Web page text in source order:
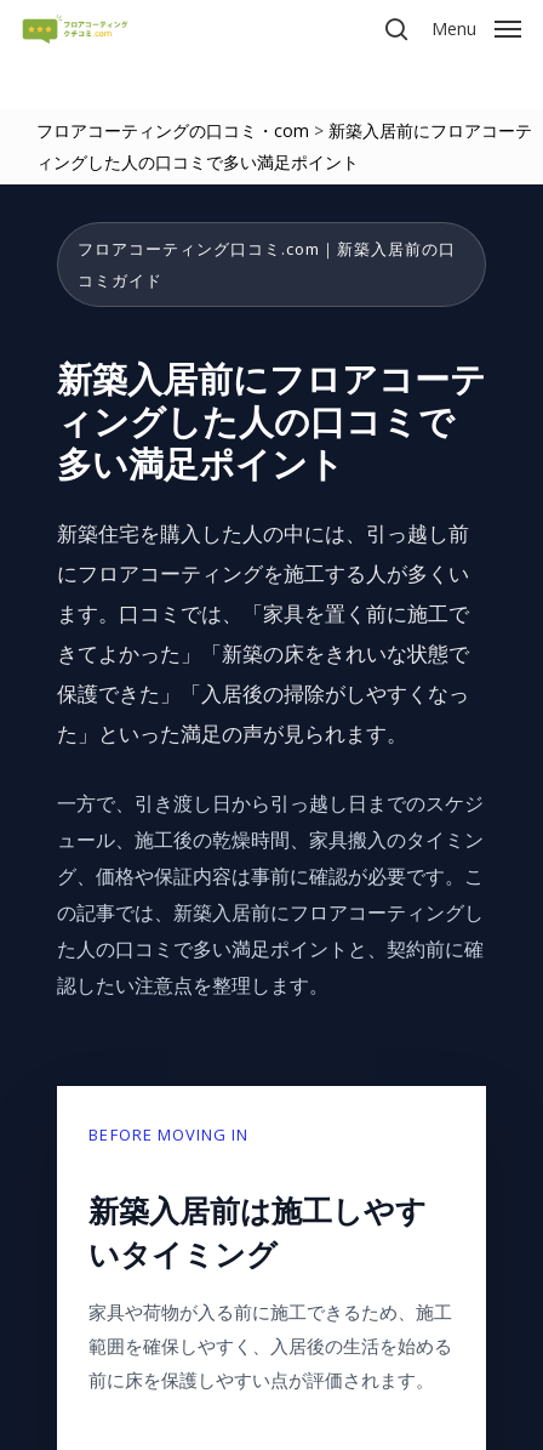
Skip
Menu
フロアコーティングの口コミ・com > 新築入居前にフロアコーテ
ィングした人の口コミで多い満足ポイント
フロアコーティング口コミ.com｜新築入居前の口
コミガイド
新築入居前にフロアコーテ
ィングした人の口コミで
多い満足ポイント
新築住宅を購入した人の中には、引っ越し前
にフロアコーティングを施工する人が多くい
ます。口コミでは、「家具を置く前に施工で
きてよかった」「新築の床をきれいな状態で
保護できた」「入居後の掃除がしやすくなっ
た」といった満足の声が見られます。
一方で、引き渡し日から引っ越し日までのスケジ
ュール、施工後の乾燥時間、家具搬入のタイミン
グ、価格や保証内容は事前に確認が必要です。こ
の記事では、新築入居前にフロアコーティングし
た人の口コミで多い満足ポイントと、契約前に確
認したい注意点を整理します。
BEFORE MOVING IN
新築入居前は施工しやす
いタイミング
家具や荷物が入る前に施工できるため、施工
範囲を確保しやすく、入居後の生活を始める
前に床を保護しやすい点が評価されます。